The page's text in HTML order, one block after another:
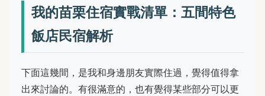
我的苗栗住宿實戰清單：五間特色
飯店民宿解析
下面這幾間，是我和身邊朋友實際住過，覺得值得拿
出來討論的。有很滿意的，也有覺得某些部分可以更